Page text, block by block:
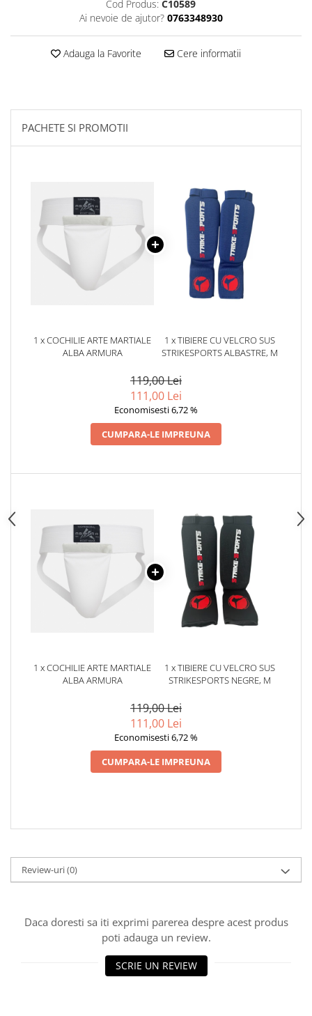
Palmare/Palete Box/Arte Martiale
Perne Antrenament Arte Martiale
Perne Antebrat/Pao
Sepci / Caciuli
Echipament compresie
Genti Echipament
Proteze/Protectii dentare
Lupte/Wrestling
Accesorii Lupte/Wrestling
Suprafete de Lupta/Antrenament
Suplimente pt Masa Musculara
Ardere/Slabire
Creatina
Vitamine/Minerale
Medicina Sportiva/Recuperare
Cod Produs: C10589
Ai nevoie de ajutor? 0763348930
Adauga la Favorite Cere informatii
PACHETE SI PROMOTII
1 x COCHILIE ARTE MARTIALE
ALBA ARMURA
1 x TIBIERE CU VELCRO SUS
STRIKESPORTS ALBASTRE, M
119,00 Lei
111,00 Lei
Economisesti 6,72 %
CUMPARA-LE IMPREUNA
1 x COCHILIE ARTE MARTIALE
ALBA ARMURA
1 x TIBIERE CU VELCRO SUS
STRIKESPORTS NEGRE, M
119,00 Lei
111,00 Lei
Economisesti 6,72 %
CUMPARA-LE IMPREUNA
Review-uri(0)
Daca doresti sa iti exprimi parerea despre acest produs
poti adauga un review.
SCRIE UN REVIEW